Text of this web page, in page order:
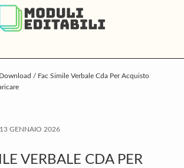
Download / Fac Simile Verbale Cda Per Acquisto
13 GENNAIO 2026
VERBALE CDA PER